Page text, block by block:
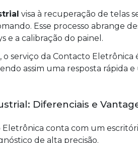
visa à recuperação de telas
Esse processo abrange
e a calibração do painel.
o serviço da Contacto
assim uma resposta rápida
Diferenciais e
Eletrônica conta com um
de alta precisão.